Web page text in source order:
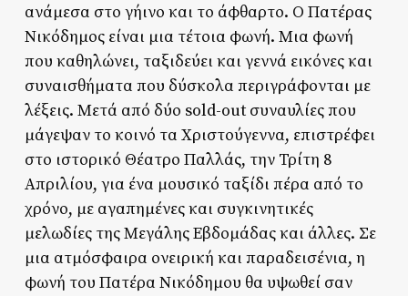
ανάμεσα στο γήινο και το άφθαρτο. Ο Πατέρας
Νικόδημος είναι μια τέτοια φωνή. Μια φωνή
που καθηλώνει, ταξιδεύει και γεννά εικόνες και
συναισθήματα που δύσκολα περιγράφονται με
λέξεις. Μετά από δύο sold-out συναυλίες που
μάγεψαν το κοινό τα Χριστούγεννα, επιστρέφει
στο ιστορικό Θέατρο Παλλάς, την Τρίτη 8
Απριλίου, για ένα μουσικό ταξίδι πέρα από το
χρόνο, με αγαπημένες και συγκινητικές
μελωδίες της Μεγάλης Εβδομάδας και άλλες. Σε
μια ατμόσφαιρα ονειρική και παραδεισένια, η
φωνή του Πατέρα Νικόδημου θα υψωθεί σαν